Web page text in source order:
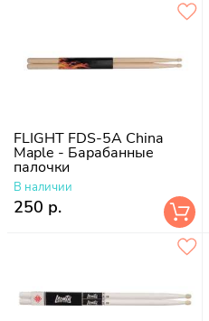
FLIGHT FDS-5A China
Maple - Барабанные
палочки
В наличии
250 р.